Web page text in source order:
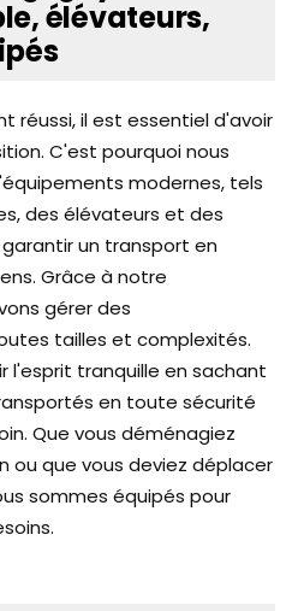
élévateurs,
réussi, il est essentiel d'avoir
C'est pourquoi nous
modernes, tels
des élévateurs et des
un transport en
Grâce à notre
gérer des
tailles et complexités.
l'esprit tranquille en sachant
en toute sécurité
Que vous déménagiez
ou que vous deviez déplacer
sommes équipés pour